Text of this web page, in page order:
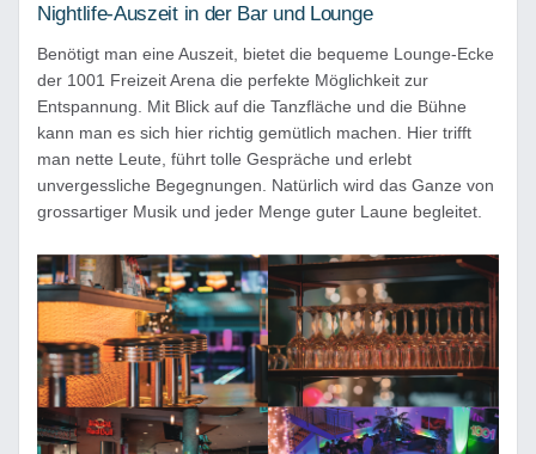
Nightlife-Auszeit in der Bar und Lounge
Benötigt man eine Auszeit, bietet die bequeme Lounge-Ecke
der 1001 Freizeit Arena die perfekte Möglichkeit zur
Entspannung. Mit Blick auf die Tanzfläche und die Bühne
kann man es sich hier richtig gemütlich machen. Hier trifft
man nette Leute, führt tolle Gespräche und erlebt
unvergessliche Begegnungen. Natürlich wird das Ganze von
grossartiger Musik und jeder Menge guter Laune begleitet.